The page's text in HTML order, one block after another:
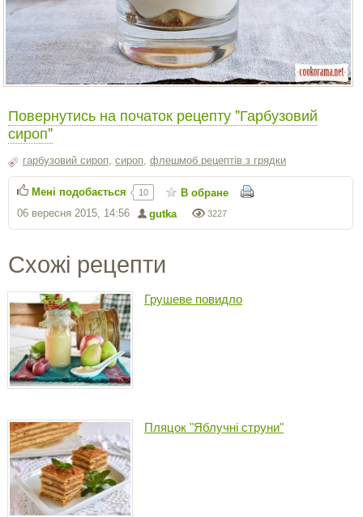
Повернутись на початок рецепту "Гарбузовий
сироп"
гарбузовий сироп, сироп, флешмоб рецептів з грядки
3227
gutka
06 вересня 2015, 14:56
Мені подобається 10 В обране
Схожі рецепти
Грушеве повидло
Пляцок "Яблучні струни"